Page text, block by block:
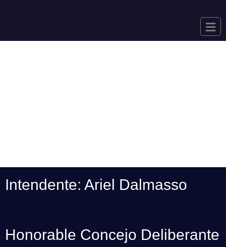
Intendente: Ariel Dalmasso
Honorable Concejo Deliberante